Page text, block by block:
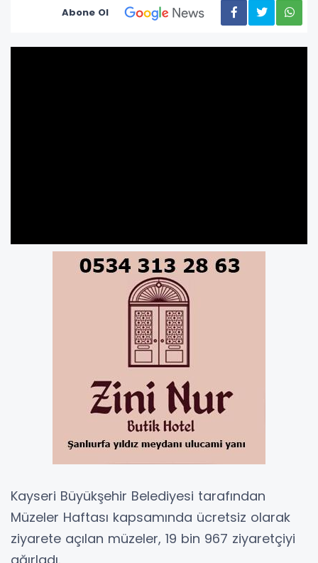
Abone Ol
Kayseri Büyükşehir Belediyesi tarafından
Müzeler Haftası kapsamında ücretsiz olarak
ziyarete açılan müzeler, 19 bin 967 ziyaretçiyi